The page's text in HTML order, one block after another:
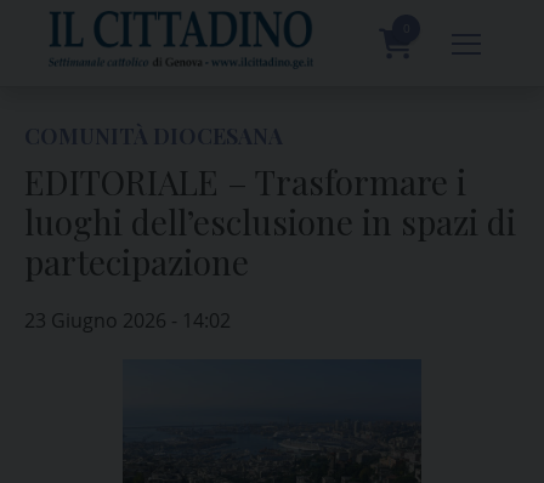
content
EDITORIALE – Trasformare i
luoghi dell’esclusione in spazi di
partecipazione
23 Giugno 2026 - 14:02